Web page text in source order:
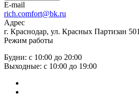
E-mail
rich.comfort@bk.ru
Адрес
г. Краснодар, ул. Красных Партизан 501
Режим работы
Будни: с 10:00 до 20:00
Выходные: с 10:00 до 19:00